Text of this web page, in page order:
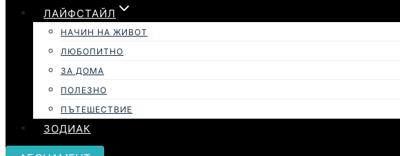
ЛАЙФСТАЙЛ
НАЧИН НА ЖИВОТ
ЛЮБОПИТНО
ЗА ДОМА
ПОЛЕЗНО
ПЪТЕШЕСТВИЕ
ЗОДИАК